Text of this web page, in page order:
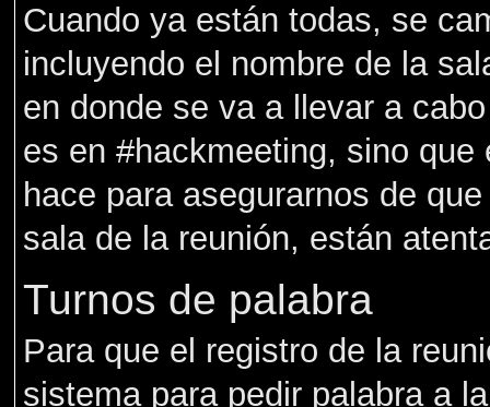
Cuando ya están todas, se
incluyendo el nombre de la
en donde se va a llevar a
es en #hackmeeting, sino
hace para asegurarnos de
sala de la reunión, están
Turnos de palabra
Para que el registro de la
sistema para pedir palabra a